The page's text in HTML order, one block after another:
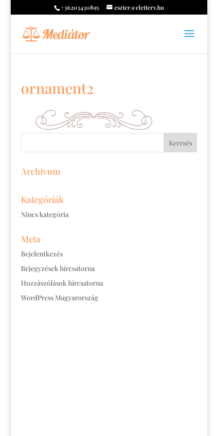
+36203430895 eszter@eletterv.hu
ornament2
Archívum
Kategóriák
Nincs kategória
Meta
Bejelentkezés
Bejegyzések hírcsatorna
Hozzászólások hírcsatorna
WordPress Magyarország